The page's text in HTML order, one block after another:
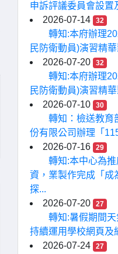
申訴評議委員會設置
2026-07-14
32
轉知:本府辦理
民防衛動員)演習精
2026-07-20
32
轉知:本府辦理
民防衛動員)演習精
2026-07-10
30
轉知：檢送教育
份有限公司辦理「
2026-07-16
29
轉知:本中心為
資，業製作完成「成
探...
2026-07-20
27
轉知:暑假期間
持續運用學校網頁及
2026-07-24
27